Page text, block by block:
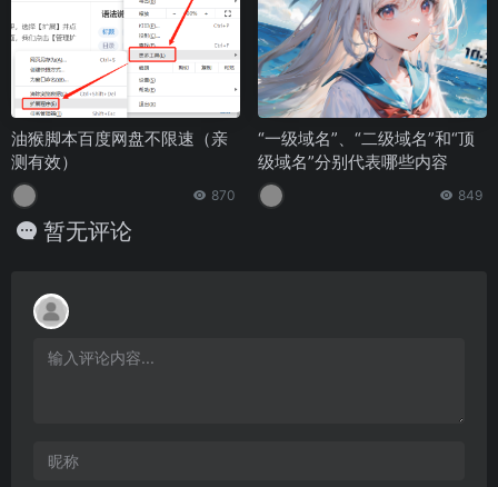
油猴脚本百度网盘不限速（亲
测有效）
870
“一级域名”、“二级域名”和“顶
级域名”分别代表哪些内容
849
暂无评论